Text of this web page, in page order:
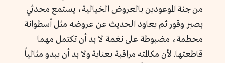
من جنة الموعودين بالعروض الخيالية، يستمع محدثي
بصبر وقور ثم يعاود الحديث عن عروضه مثل أسطوانة
محطمة، مضبوطة على نغمة لا بد أن تكتمل مهما
قاطعتها. لأن مكالمته مراقبة بعناية ولا بد أن يبدو مثالياً